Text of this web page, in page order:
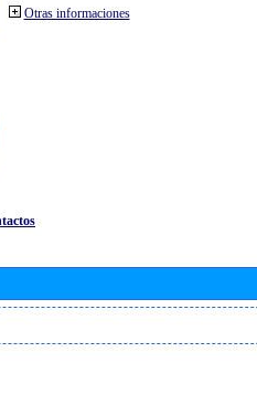
Otras informaciones